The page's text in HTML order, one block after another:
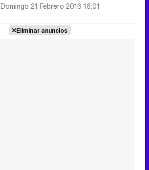
Domingo 21 Febrero 2016 16:01
Eliminar anuncios